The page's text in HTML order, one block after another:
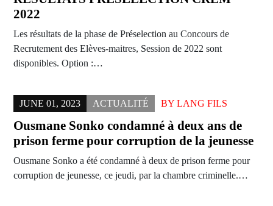
2022
Les résultats de la phase de Préselection au Concours de
Recrutement des Elèves-maitres, Session de 2022 sont
disponibles. Option :…
JUNE 01, 2023 ACTUALITÉ BY LANG FILS
Ousmane Sonko condamné à deux ans de
prison ferme pour corruption de la jeunesse
Ousmane Sonko a été condamné à deux de prison ferme pour
corruption de jeunesse, ce jeudi, par la chambre criminelle.…